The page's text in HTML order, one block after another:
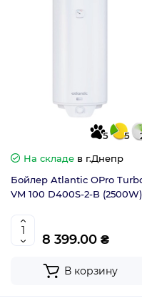
5 5
На складе в г.Днепр
Бойлер Atlantic OPro
VM 100 D400S-2-B (2500W)
8 399.00 ₴
В корзину